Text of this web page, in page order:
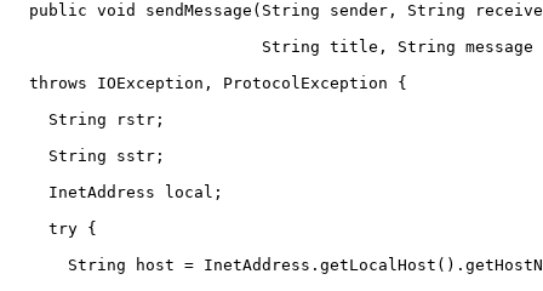
public void sendMessage(String sender, String
  throws IOException, ProtocolException {
    String rstr;
    String sstr;
    InetAddress local;
    try {
String host =